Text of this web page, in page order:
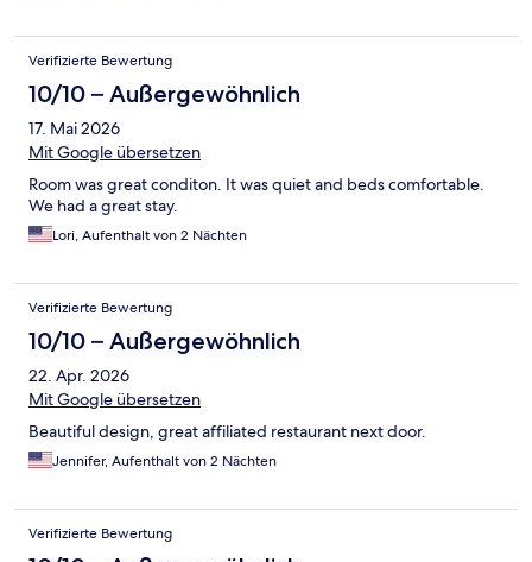
Verifizierte Bewertung
10/10 – Außergewöhnlich
17. Mai 2026
Mit Google übersetzen
Room was great conditon. It was quiet and beds comfortable.
We had a great stay.
Lori, Aufenthalt von 2 Nächten
Verifizierte Bewertung
10/10 – Außergewöhnlich
22. Apr. 2026
Mit Google übersetzen
Beautiful design, great affiliated restaurant next door.
Jennifer, Aufenthalt von 2 Nächten
Verifizierte Bewertung